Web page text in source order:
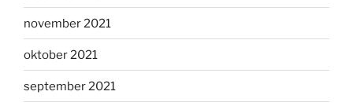
november 2021
oktober 2021
september 2021